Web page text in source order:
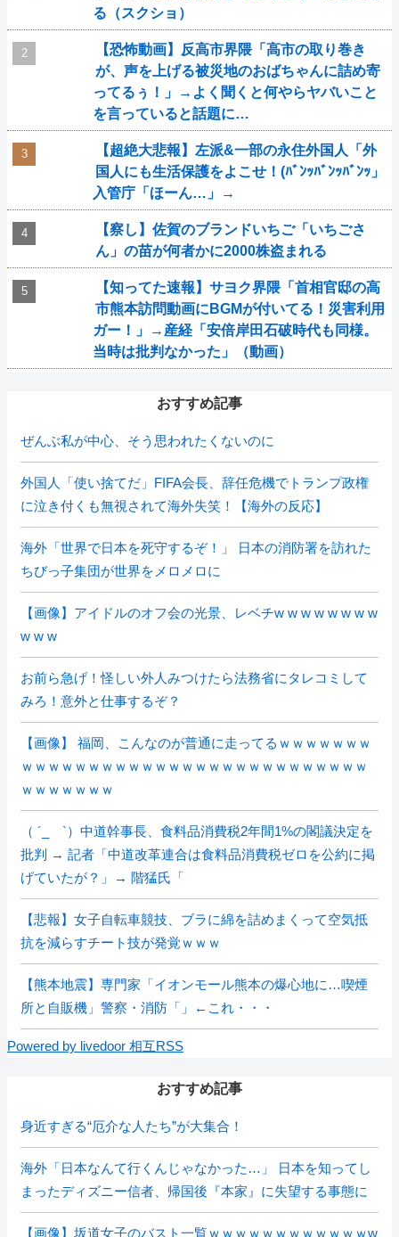
る（スクショ）
【恐怖動画】反高市界隈「高市の取り巻き
が、声を上げる被災地のおばちゃんに詰め寄
ってるぅ！」→よく聞くと何やらヤバいこと
を言っていると話題に…
【超絶大悲報】左派&一部の永住外国人「外
国人にも生活保護をよこせ！(ﾊﾞﾝｯﾊﾞﾝｯﾊﾞﾝｯ」
入管庁「ほーん…」→
【察し】佐賀のブランドいちご「いちごさ
ん」の苗が何者かに2000株盗まれる
【知ってた速報】サヨク界隈「首相官邸の高
市熊本訪問動画にBGMが付いてる！災害利用
ガー！」→産経「安倍岸田石破時代も同様。
当時は批判なかった」（動画）
おすすめ記事
ぜんぶ私が中心、そう思われたくないのに
外国人「使い捨てだ」FIFA会長、辞任危機でトランプ政権
に泣き付くも無視されて海外失笑！【海外の反応】
海外「世界で日本を死守するぞ！」 日本の消防署を訪れた
ちびっ子集団が世界をメロメロに
【画像】アイドルのオフ会の光景、レベチw w w w w w w w
w w w
お前ら急げ！怪しい外人みつけたら法務省にタレコミして
みろ！意外と仕事するぞ？
【画像】 福岡、こんなのが普通に走ってるｗｗｗｗｗｗｗ
ｗｗｗｗｗｗｗｗｗｗｗｗｗｗｗｗｗｗｗｗｗｗｗｗｗｗ
ｗｗｗｗｗｗｗ
（ ´_ゝ`）中道幹事長、食料品消費税2年間1%の閣議決定を
批判 → 記者「中道改革連合は食料品消費税ゼロを公約に掲
げていたが？」→ 階猛氏「
【悲報】女子自転車競技、ブラに綿を詰めまくって空気抵
抗を減らすチート技が発覚ｗｗｗ
【熊本地震】専門家「イオンモール熊本の爆心地に…喫煙
所と自販機」警察・消防「」←これ・・・
Powered by livedoor 相互RSS
おすすめ記事
身近すぎる“厄介な人たち”が大集合！
海外「日本なんて行くんじゃなかった…」 日本を知ってし
まったディズニー信者、帰国後『本家』に失望する事態に
【画像】坂道女子のバスト一覧ｗｗｗｗｗｗｗｗｗｗｗｗw